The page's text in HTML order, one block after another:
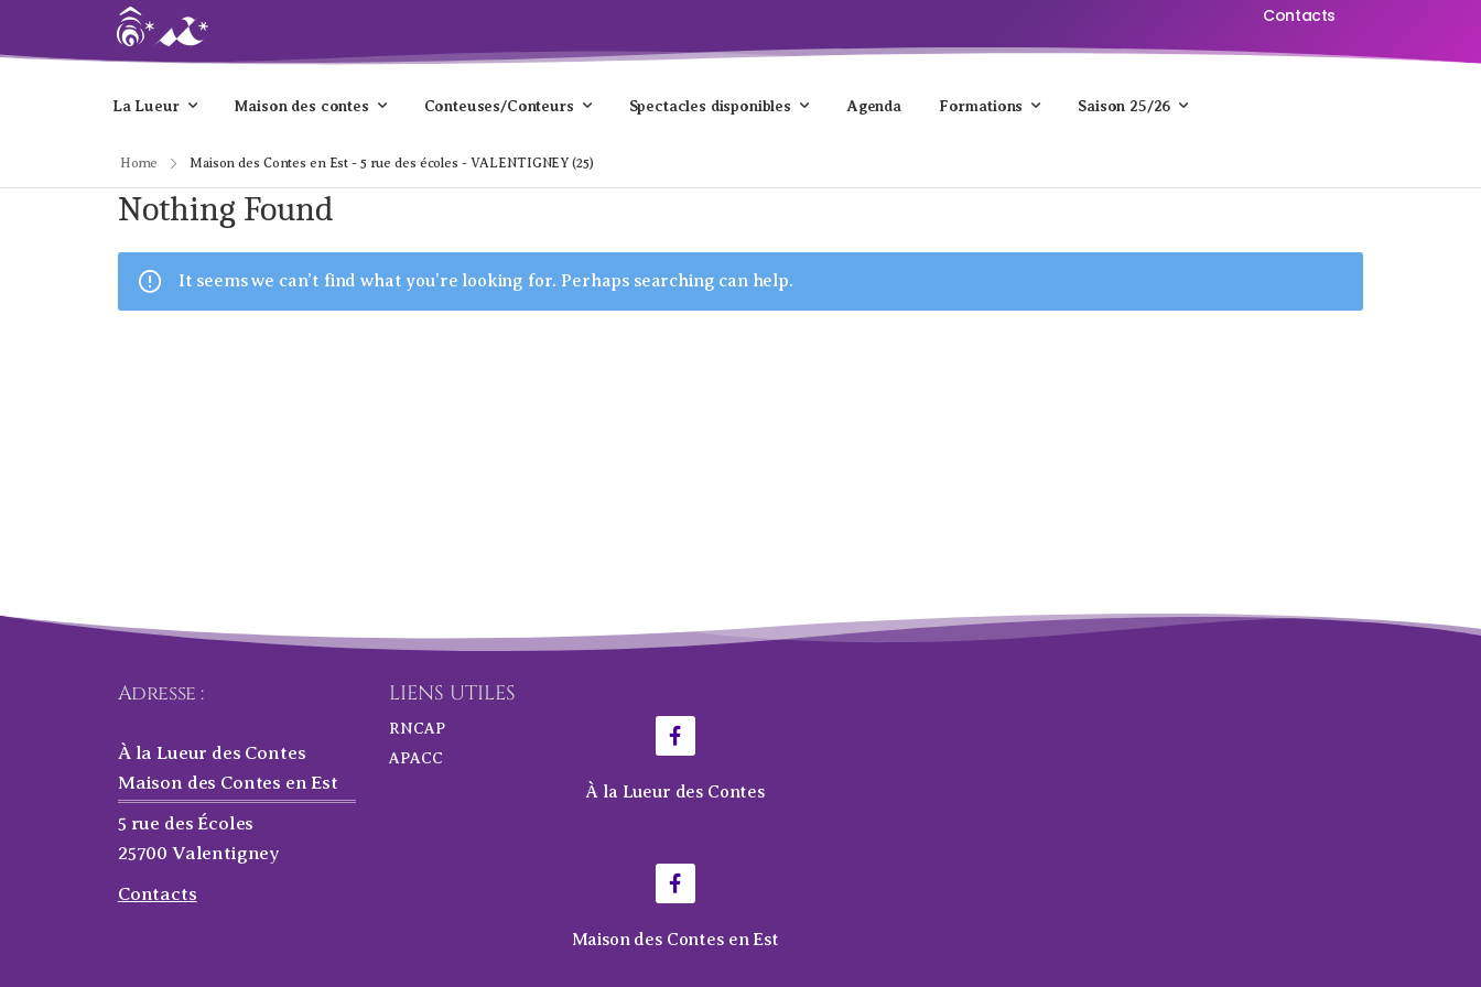
Contacts
La Lueur Maison des contes Conteuses/Conteurs Spectacles disponibles Agenda Formations Saison 25/26
Home Maison des Contes en Est - 5 rue des écoles - VALENTIGNEY (25)
Nothing Found
It seems we can’t find what you’re looking for. Perhaps searching can help.
Adresse :
À la Lueur des Contes
Maison des Contes en Est
5 rue des Écoles
25700 Valentigney
Contacts
LIENS UTILES
RNCAP
APACC
À la Lueur des Contes
Maison des Contes en Est